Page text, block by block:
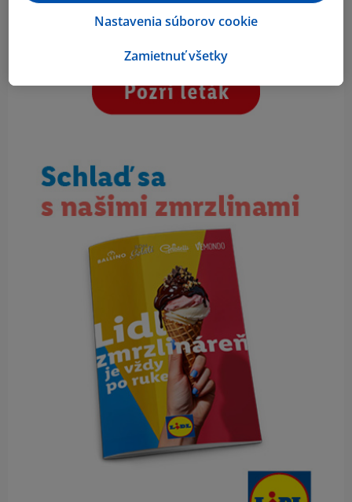
Zamietnuť všetky
Nastavenia súborov cookie